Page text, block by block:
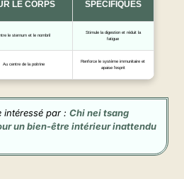
LE CORPS SPÉCIFIQUES
le sternum et le nombril
Stimule la digestion et réduit la
fatigue
Au centre de la poitrine
Renforce le système immunitaire et
apaise l’esprit
intéressé par : Chi nei tsang
un bien-être intérieur inattendu